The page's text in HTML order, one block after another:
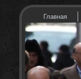
Главная